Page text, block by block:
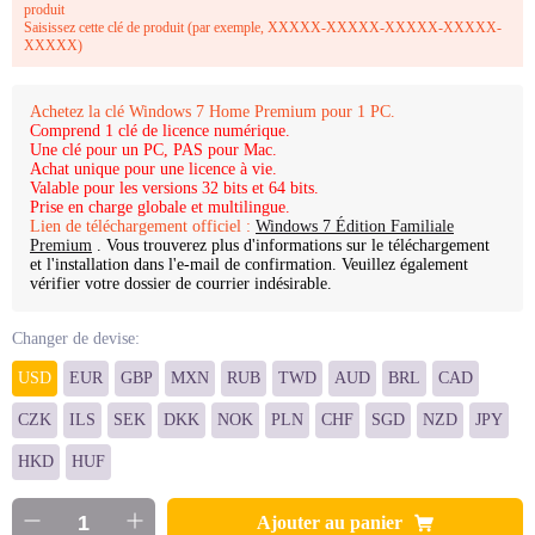
produit
Saisissez cette clé de produit (par exemple, XXXXX-XXXXX-XXXXX-XXXXX-
XXXXX)
Achetez la clé Windows 7 Home Premium pour 1 PC.
Comprend 1 clé de licence numérique.
Une clé pour un PC, PAS pour Mac.
Achat unique pour une licence à vie.
Valable pour les versions 32 bits et 64 bits.
Prise en charge globale et multilingue.
Lien de téléchargement officiel : Windows 7 Édition Familiale
Premium . Vous trouverez plus d'informations sur le téléchargement
et l'installation dans l'e-mail de confirmation. Veuillez également
vérifier votre dossier de courrier indésirable.
Changer de devise:
USD EUR GBP MXN RUB TWD AUD BRL CAD
CZK ILS SEK DKK NOK PLN CHF SGD NZD JPY
HKD HUF
Ajouter au panier